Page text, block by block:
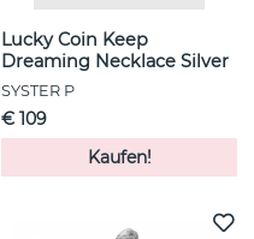
Lucky Coin Keep
Dreaming Necklace Silver
SYSTER P
€ 109
Kaufen!